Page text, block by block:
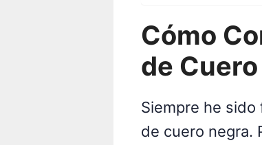
Cómo
de
Siempre he
de cuero negra.